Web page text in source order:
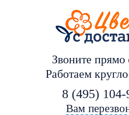
Звоните прямо
Работаем
8 (495) 104-
Вам